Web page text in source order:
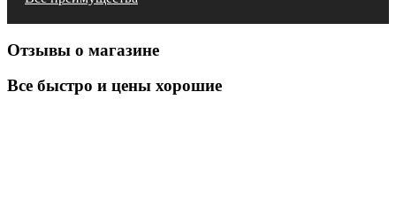
Отзывы о магазине
Все быстро и цены хорошие